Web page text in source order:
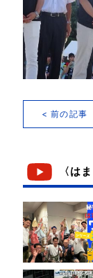
< 前の記事
〈は